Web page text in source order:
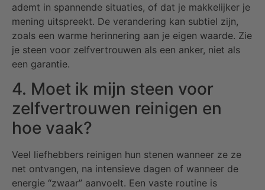
ademt in spannende situaties, of dat je makkelijker je
mening uitspreekt. De verandering kan subtiel zijn,
zoals een warme herinnering aan je eigen waarde. Zie
je steen voor zelfvertrouwen als een anker, niet als
een garantie.
4. Moet ik mijn steen voor
zelfvertrouwen reinigen en
hoe vaak?
Veel liefhebbers reinigen hun stenen wanneer ze ze
net ontvangen, na intensieve dagen of wanneer de
energie “zwaar” aanvoelt. Een vaste routine is